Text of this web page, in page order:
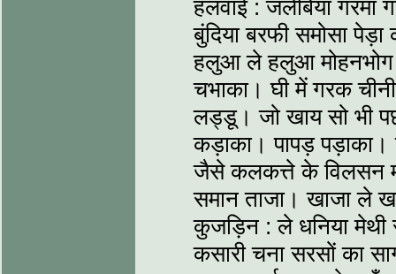
हलवाई : जलेबियां
बुंदिया बरफी समोसा
हलुआ ले हलुआ
चभाका। घी में गरक
लड्डू। जो खाय सो भी
कड़ाका। पापड़
जैसे कलकत्ते के विलसन
समान ताजा। खाजा ले
कुजड़िन : ले धनिया
कसारी चना सरसों का